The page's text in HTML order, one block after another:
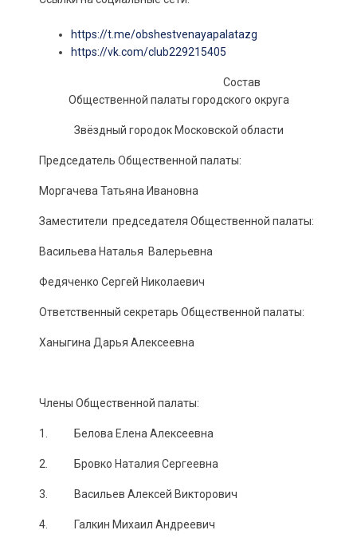
https://t.me/obshestvenayapalatazg
https://vk.com/club229215405
Состав
Общественной палаты городского округа
Звёздный городок Московской области
Председатель Общественной палаты:
Моргачева Татьяна Ивановна
Заместители председателя Общественной палаты:
Васильева Наталья Валерьевна
Федяченко Сергей Николаевич
Ответственный секретарь Общественной палаты:
Ханыгина Дарья Алексеевна
Члены Общественной палаты:
1. Белова Елена Алексеевна
2. Бровко Наталия Сергеевна
3. Васильев Алексей Викторович
4. Галкин Михаил Андреевич